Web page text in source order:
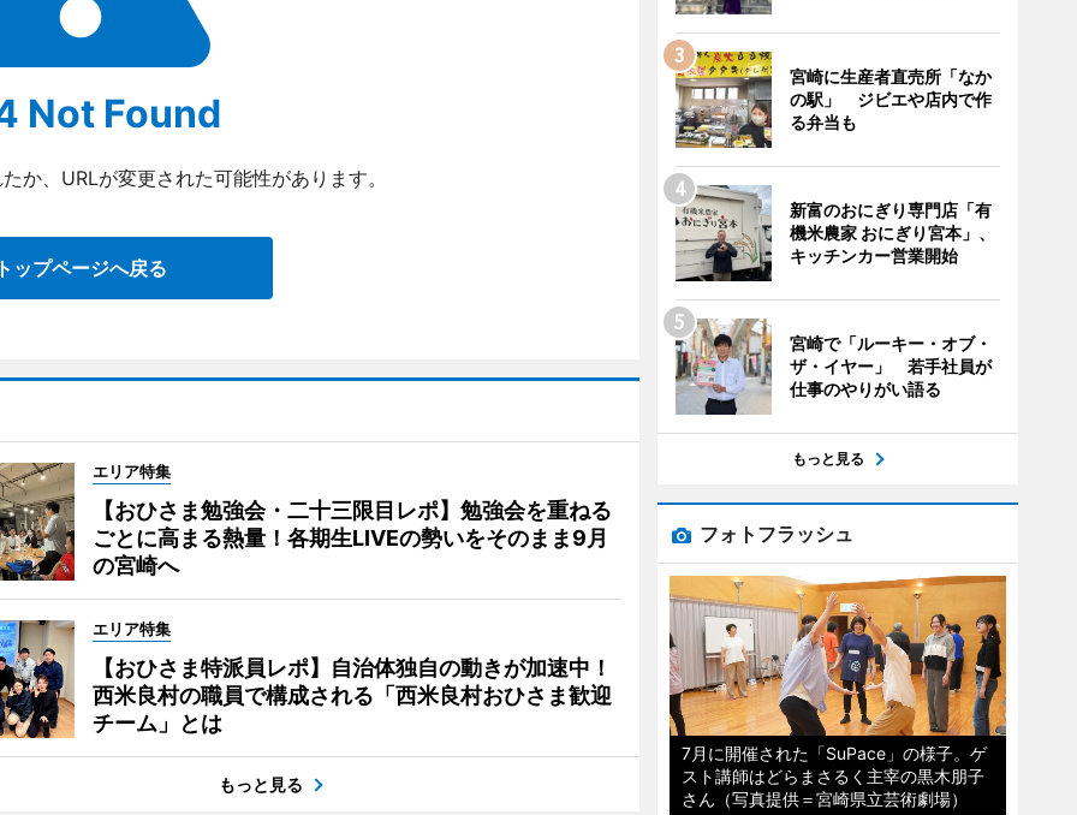
Not Found
か、URLが変更された可能性があります。
ップページへ戻る
エリア特集
【おひさま勉強会・二十三限目レポ】勉強会を重ねる
ごとに高まる熱量！各期生LIVEの勢いをそのまま9月
の宮崎へ
エリア特集
【おひさま特派員レポ】自治体独自の動きが加速中！
西米良村の職員で構成される「西米良村おひさま歓迎
チーム」とは
もっと見る
宮崎に生産者直売所「なか
の駅」 ジビエや店内で作
る弁当も
新富のおにぎり専門店「有
機米農家 おにぎり宮本」、
キッチンカー営業開始
宮崎で「ルーキー・オブ・
ザ・イヤー」 若手社員が
仕事のやりがい語る
もっと見る
フォトフラッシュ
7月に開催された「SuPace」の様子。ゲ
スト講師はどらまさるく主宰の黒木朋子
さん（写真提供＝宮崎県立芸術劇場）